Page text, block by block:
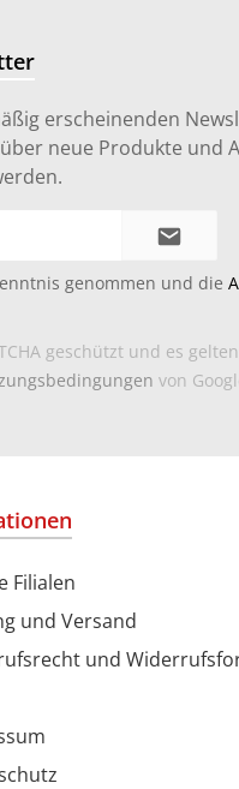
erscheinenden
neue Produkte und
genommen und die
geschützt und es
von
Filialen
und Versand
und